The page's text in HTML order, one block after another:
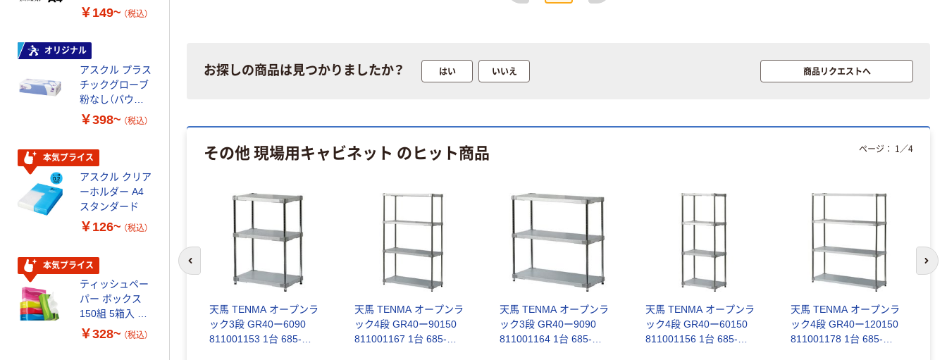
お探しの商品は見つかりましたか？ はい いいえ 商品リクエストへ
その他 現場用キャビネット のヒット商品
ンラ
天馬 TENMA オープンラ
811001182 1台 685-
天馬 TENMA オープンラ
ック3段 GR40ー6090
811001153 1台 685-
天馬 TENMA オープンラ
ック4段 GR40ー90150
811001167 1台 685-
天馬 TENMA オープンラ
ック3段 GR40ー9090
811001164 1台 685-
天馬 TENMA オープンラ
ック4段 GR40ー60150
811001156 1台 685-
天馬 TENMA オープンラ
ック4段 GR40ー120150
811001178 1台 685-
ページ： 1 ／4
前のスライドへ 次
ーホワイト+
￥149~ （税込）
オリジナル
アスクル プラス
チックグローブ
粉なし（パウダ
ーフリー）
￥398~ （税込）
本気プライス
アスクル クリア
ーホルダー A4
スタンダード
￥126~ （税込）
本気プライス
ティッシュペー
パー ボックス
150組 5箱入 ア
スクル スマート
￥328~ （税込）
トイレットペー
リサイクル100
芯あり FSC認
証
本気プライス
さしい やわらか
￥458~ （税込）
本気プライス
トイレットペー
120ｍ 再生紙
100% 6ロール
リサイクル100
￥470~ （税込）
嬬恋銘水 ナチュ
ラルミネラルウ
付き／2Lラベル
レス 10本
指定医薬部外品
サントリー 天然
水 ミネラルウォ
ーター ペットボ
トル
￥686~
ローブ ホワイ
クルオリジナル
パー ボックス
モカ 200組 5個
アスクル オリジ
ナルティッシュ
￥428~ （税込）
オリジナル
【アスクル限定】
ト ニトリルグ
ローブ ブル
ー 粉なし（パ
￥698~ （税込）
プ
アスクル プラス
チックグローブ
ーホルダー A4
￥126~
ティッシュペー
150組 5箱入 ア
スクル スマート
コンパクト ビ
￥328~